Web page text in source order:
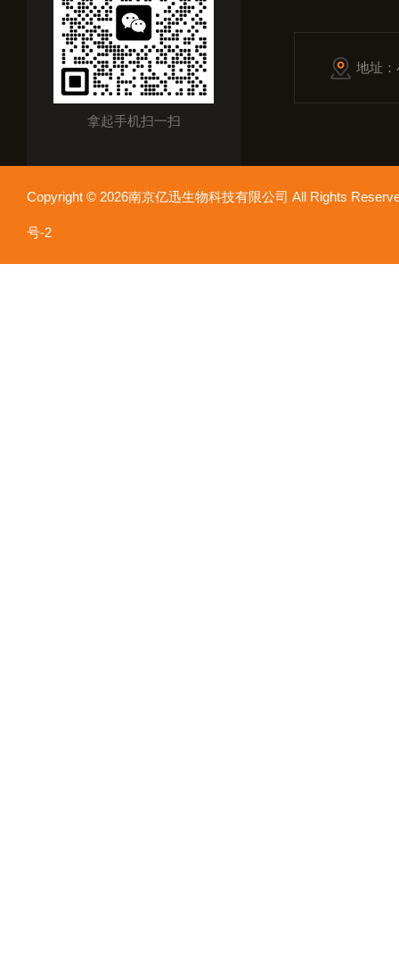
拿起手机扫一扫
地址
Copyright © 2026南京亿迅生物科技有限公司 All Rights
号-2